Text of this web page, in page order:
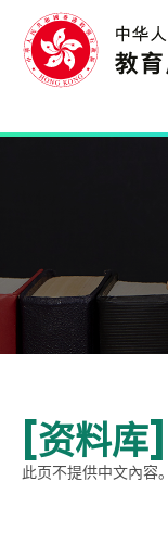
[资料库]
此页不提供中文內容。